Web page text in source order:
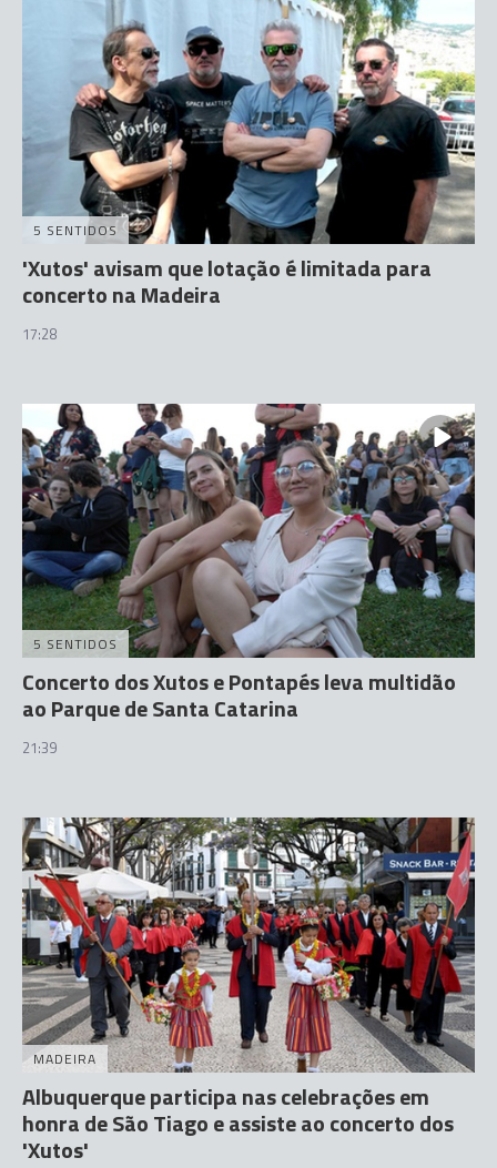
5 SENTIDOS
'Xutos' avisam que lotação é limitada para
concerto na Madeira
17:28
5 SENTIDOS
Concerto dos Xutos e Pontapés leva multidão
ao Parque de Santa Catarina
21:39
MADEIRA
Albuquerque participa nas celebrações em
honra de São Tiago e assiste ao concerto dos
'Xutos'